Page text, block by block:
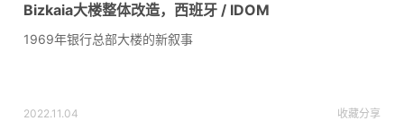
Bizkaia大楼整体改造，西班牙 / IDOM
1969年银行总部大楼的新叙事
2022.11.04 收藏分享